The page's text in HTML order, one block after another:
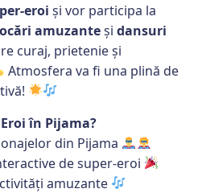
eroi și vor participa la
amuzanteși dansuri
curaj, prietenie și
Atmosfera va fi una plină de
în Pijama?
din Pijama
de super-eroi
amuzante